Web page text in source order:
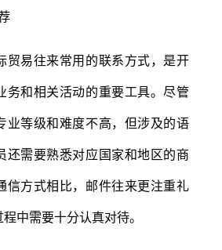
易往来常用的联系方式，是开
务和相关活动的重要工具。尽管
业等级和难度不高，但涉及的语
还需要熟悉对应国家和地区的商
信方式相比，邮件往来更注重礼
中需要十分认真对待。